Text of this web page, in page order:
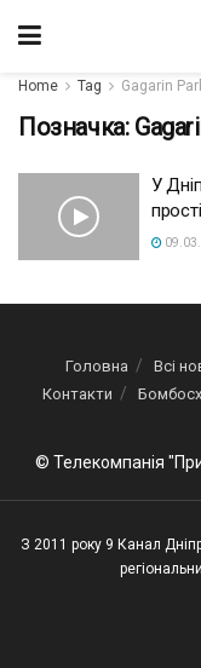
Home Tag Gagarin
Позначка:
У
Головна Всі
Контакти
© Телекомпанія
З 2011 року 9 Канал